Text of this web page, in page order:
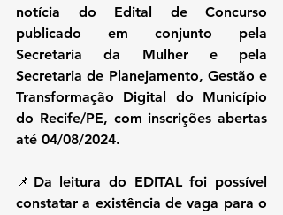
notícia do Edital de Concurso
publicado em conjunto pela
Secretaria da Mulher e pela
Secretaria de Planejamento, Gestão e
Transformação Digital do Município
do Recife/PE, com inscrições abertas
até 04/08/2024.
📌Da leitura do EDITAL foi possível
constatar a existência de vaga para o